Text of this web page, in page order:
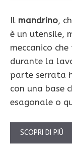
Il mandrino,
è un utensile,
meccanico
durante la
parte serrata
con una base
esagonale o
SCOPRI DI PIÙ